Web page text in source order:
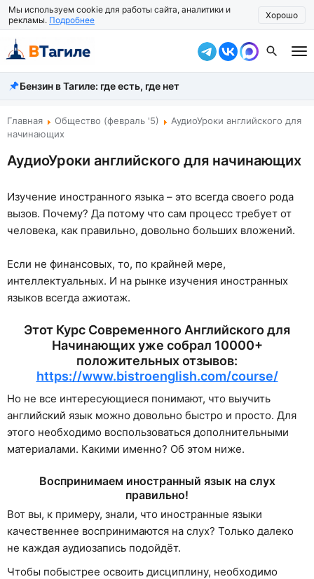
Мы используем cookie для работы сайта, аналитики и
рекламы. Подробнее Хорошо
Все новости
Происшествия
Жизнь
Экономика
Общество
Рассказать новость
Бензин в Тагиле: где есть, где нет
Главная Общество (февраль '5)
АудиоУроки английского для
начинающих
АудиоУроки английского для начинающих
Изучение иностранного языка – это всегда своего рода
вызов. Почему? Да потому что сам процесс требует от
человека, как правильно, довольно больших вложений.
Если не финансовых, то, по крайней мере,
интеллектуальных. И на рынке изучения иностранных
языков всегда ажиотаж.
Этот Курс Современного Английского для
Начинающих уже собрал 10000+
положительных отзывов:
https://www.bistroenglish.com/course/
Но не все интересующиеся понимают, что выучить
английский язык можно довольно быстро и просто. Для
этого необходимо воспользоваться дополнительными
материалами. Какими именно? Об этом ниже.
Воспринимаем иностранный язык на слух
правильно!
Вот вы, к примеру, знали, что иностранные языки
качественнее воспринимаются на слух? Только далеко
не каждая аудиозапись подойдёт.
Чтобы побыстрее освоить дисциплину, необходимо